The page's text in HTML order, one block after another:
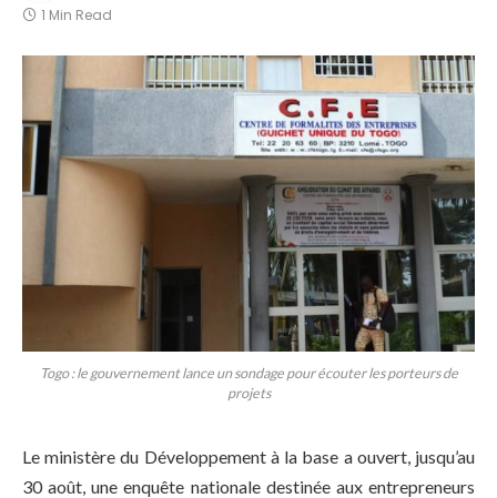
1 Min Read
Togo : le gouvernement lance un sondage pour écouter les porteurs de
projets
Le ministère du Développement à la base a ouvert, jusqu’au
30 août, une enquête nationale destinée aux entrepreneurs